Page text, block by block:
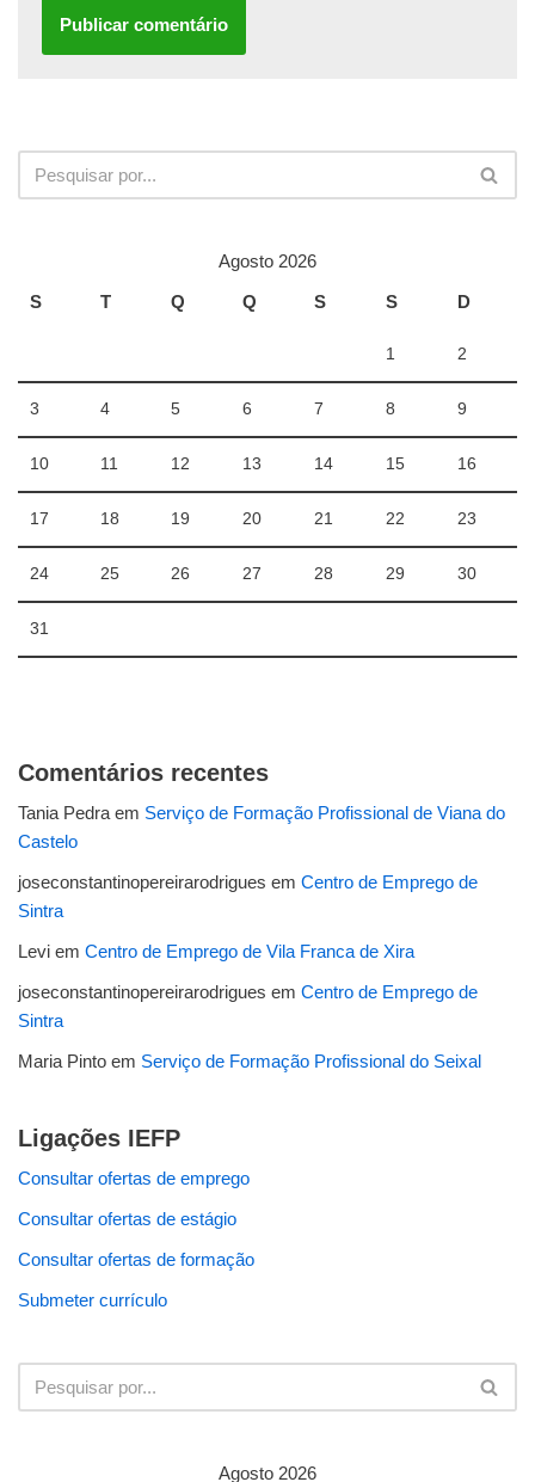
Agosto 2026
S
T Q Q S S D
1 2
3 4 5 6 7 8 9
10 11 12 13 14 15 16
17 18 19 20 21 22 23
24 25 26 27 28 29 30
31
Comentários recentes
Tania Pedra em Serviço de Formação Profissional de Viana do
Castelo
joseconstantinopereirarodrigues em Centro de Emprego de
Sintra
Levi em Centro de Emprego de Vila Franca de Xira
joseconstantinopereirarodrigues em Centro de Emprego de
Sintra
Maria Pinto em Serviço de Formação Profissional do Seixal
Ligações IEFP
Consultar ofertas de emprego
Consultar ofertas de estágio
Consultar ofertas de formação
Submeter currículo
Agosto 2026